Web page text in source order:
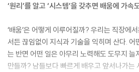
나쁜 습관을 싹둑 자르다/ 잘못된 사고방식을
제12장. 두려움은 마주할수록 약해진다
두려움과 안전의 심리학/ 노출만으로 두려움
움을 없애야 학습이 쉬워진다/ 두려움을 극
‘원리’를 알고 ‘시스템’을 갖추면 배움에 가속
‘배움’은 어떻게 이루어질까? 우리는 직장에
서든 끊임없이 지식과 기술을 익히며 산다. 어
는 반면 어떤 일은 아무리 노력해도 도무지 늘
만들까? 남들보다 빠르게 배우고 앞서나가는